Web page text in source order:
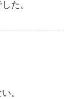
た。
。